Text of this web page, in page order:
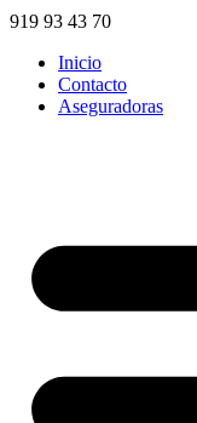
919 93 43 70
Inicio
Contacto
Aseguradoras